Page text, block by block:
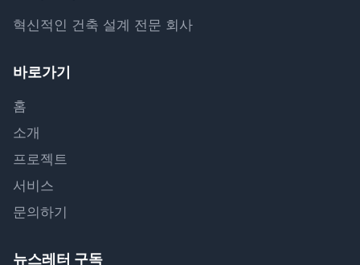
혁신적인 건축 설계 전문 회사
바로가기
홈
소개
프로젝트
서비스
문의하기
뉴스레터 구독